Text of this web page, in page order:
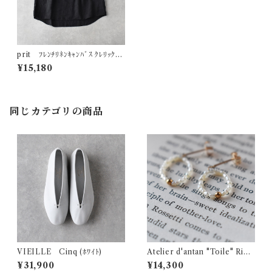
prit ﾌﾚﾝﾁﾘﾈﾝｷｬﾝﾊﾞｽ ｸﾚﾘｯｸｽﾘ
ｰﾌﾞﾚｽﾌﾟﾙｵｰﾊﾞｰ (ｸﾛ) P81627
¥15,180
同じカテゴリの商品
VIEILLE Cinq (ﾎﾜｲﾄ)
¥31,900
Atelier d'antan "Toile" Rice
Pearl Pierce
¥14,300